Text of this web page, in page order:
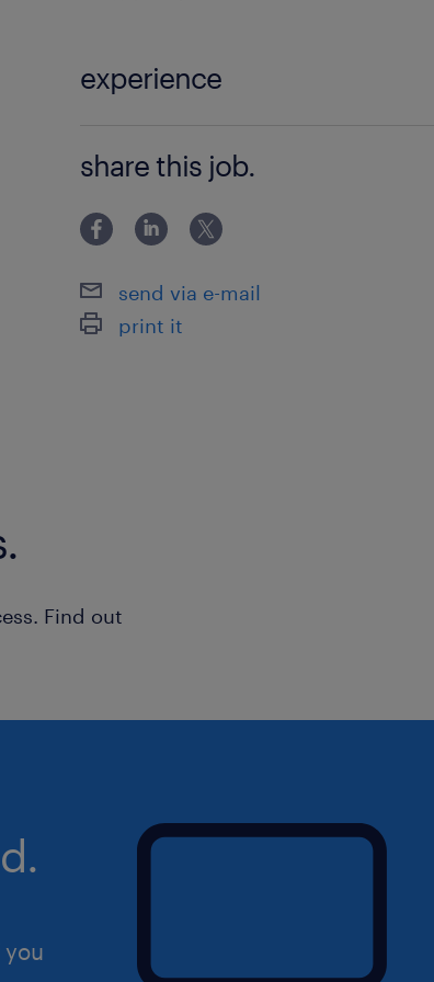
experience
SUM関数程度の基本操作ができる方！
share this job.
send via e-mail
print it
Find out